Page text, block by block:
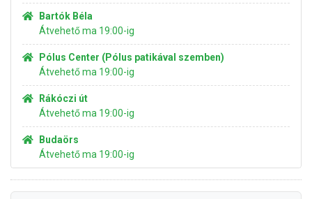
Bartók Béla
Átvehető ma 19:00-ig
Pólus Center (Pólus patikával szemben)
Átvehető ma 19:00-ig
Rákóczi út
Átvehető ma 19:00-ig
Budaörs
Átvehető ma 19:00-ig